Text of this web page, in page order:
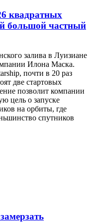
квадратных
большой частный
залива в Луизиане
Илона Маска.
почти в 20 раз
две стартовых
позволит компании
цель о запуске
на орбиты, где
спутников